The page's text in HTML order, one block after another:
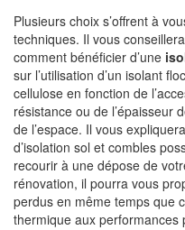
Plusieurs choix s’offrent à
techniques. Il vous
comment bénéficier d’une
sur l’utilisation d’un isolant
cellulose en fonction de
résistance ou de l’épaisseur
de l’espace. Il vous
d’isolation sol et combles
recourir à une dépose de
rénovation, il pourra vous
perdus en même temps que
thermique aux performances